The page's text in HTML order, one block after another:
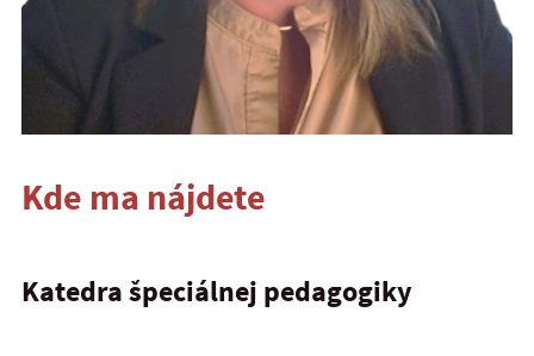
Kde ma nájdete
Katedra špeciálnej pedagogiky